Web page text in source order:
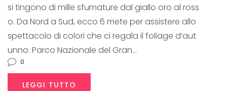
si tingono di mille sfumature dal giallo oro al ross
o. Da Nord a Sud, ecco 6 mete per assistere allo
spettacolo di colori che ci regala il foliage d’aut
unno. Parco Nazionale del Gran…
0
LEGGI TUTTO